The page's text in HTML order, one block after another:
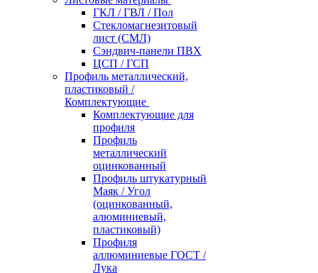
ГКЛ / ГВЛ / Пол
Стекломагнезитовый
лист (СМЛ)
Сэндвич-панели ПВХ
ЦСП / ГСП
Профиль металлический,
пластиковый /
Комплектующие
Комплектующие для
профиля
Профиль
металлический
оцинкованный
Профиль штукатурный
Маяк / Угол
(оцинкованный,
алюминиевый,
пластиковый)
Профиля
аллюминиевые ГОСТ /
Лука